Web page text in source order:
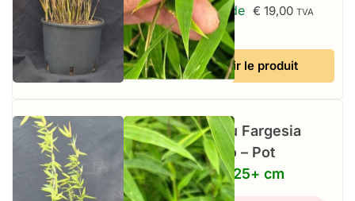
À partir de € 19,00 TVA
incluse
Voir le produit
Bambou Fargesia
Volcano – Pot
5,5L – 125+ cm